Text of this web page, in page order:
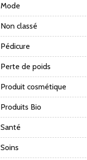
Mode
Non classé
Pédicure
Perte de poids
Produit cosmétique
Produits Bio
Santé
Soins